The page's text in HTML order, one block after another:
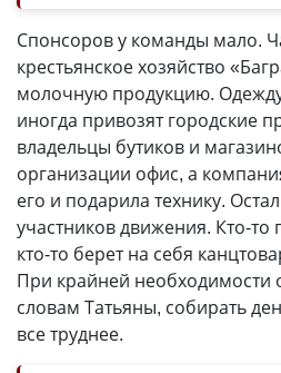
Спонсоров у команды мало.
крестьянское хозяйство
молочную продукцию.
иногда привозят городские
владельцы бутиков и
организации офис, а
его и подарила технику.
участников движения. Кто-то
кто-то берет на себя
При крайней необходимости
словам Татьяны, собирать
все труднее.